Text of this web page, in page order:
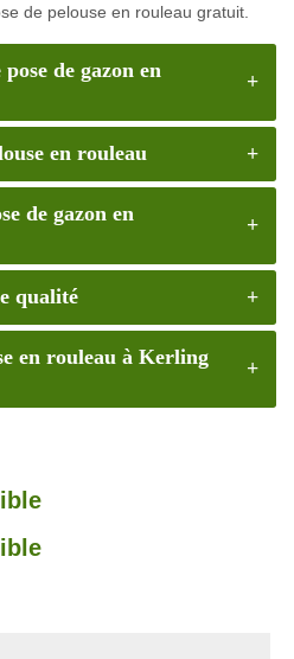
de pelouse en rouleau gratuit.
de gazon en
en rouleau
de gazon en
qualité
en rouleau à Kerling